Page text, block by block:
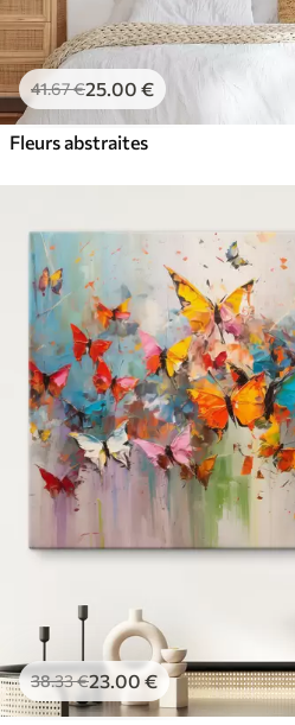
41.67€25.00 €
Fleurs abstraites
38.33€23.00 €